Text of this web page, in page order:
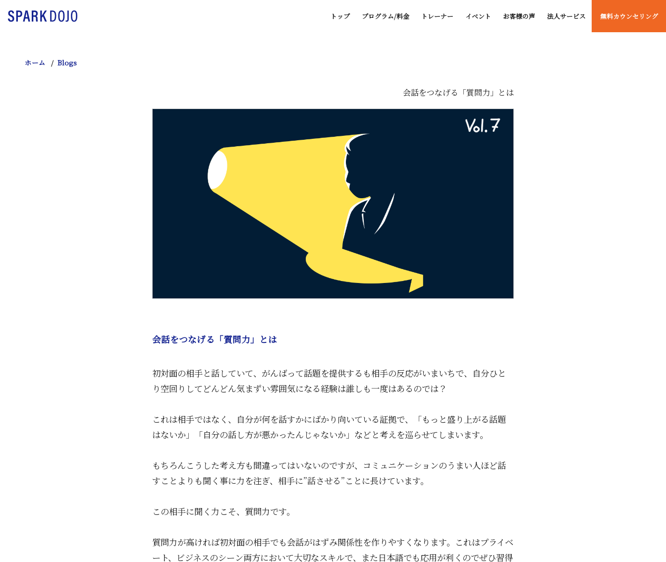
トップ プログラム/料金 トレーナー イベント お客様の声 法人サービス 無料カウンセリング
ホーム Blogs
会話をつなげる「質問力」とは
会話をつなげる「質問力」とは
初対面の相手と話していて、がんばって話題を提供するも相手の反応がいまいちで、自分ひと
り空回りしてどんどん気まずい雰囲気になる経験は誰しも一度はあるのでは？
これは相手ではなく、自分が何を話すかにばかり向いている証拠で、「もっと盛り上がる話題
はないか」「自分の話し方が悪かったんじゃないか」などと考えを巡らせてしまいます。
もちろんこうした考え方も間違ってはいないのですが、コミュニケーションのうまい人ほど話
すことよりも聞く事に力を注ぎ、相手に”話させる”ことに長けています。
この相手に聞く力こそ、質問力です。
質問力が高ければ初対面の相手でも会話がはずみ関係性を作りやすくなります。これはプライベ
ート、ビジネスのシーン両方において大切なスキルで、また日本語でも応用が利くのでぜひ習得